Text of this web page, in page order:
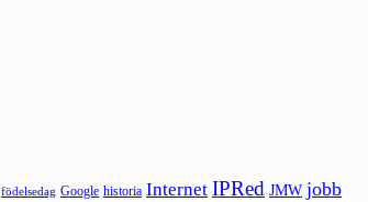
födelsedag Google historia Internet IPRed JMW jobb